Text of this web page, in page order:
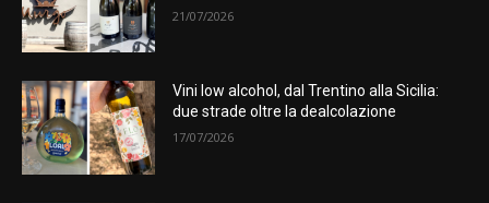
21/07/2026
Vini low alcohol, dal Trentino alla Sicilia:
due strade oltre la dealcolazione
17/07/2026